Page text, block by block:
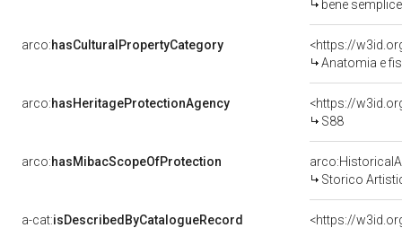
bene semplice
arco:hasCulturalPropertyCategory
<https://
Anatomia e
arco:hasHeritageProtectionAgency
<https://
S88
arco:hasMibacScopeOfProtection
Storico
a-cat:isDescribedByCatalogueRecord
<https://